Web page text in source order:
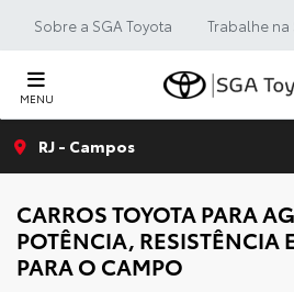
Sobre a SGA Toyota Trabalhe na
MENU
RJ - Campos
CARROS TOYOTA PARA
POTÊNCIA, RESISTÊNCIA
PARA O CAMPO